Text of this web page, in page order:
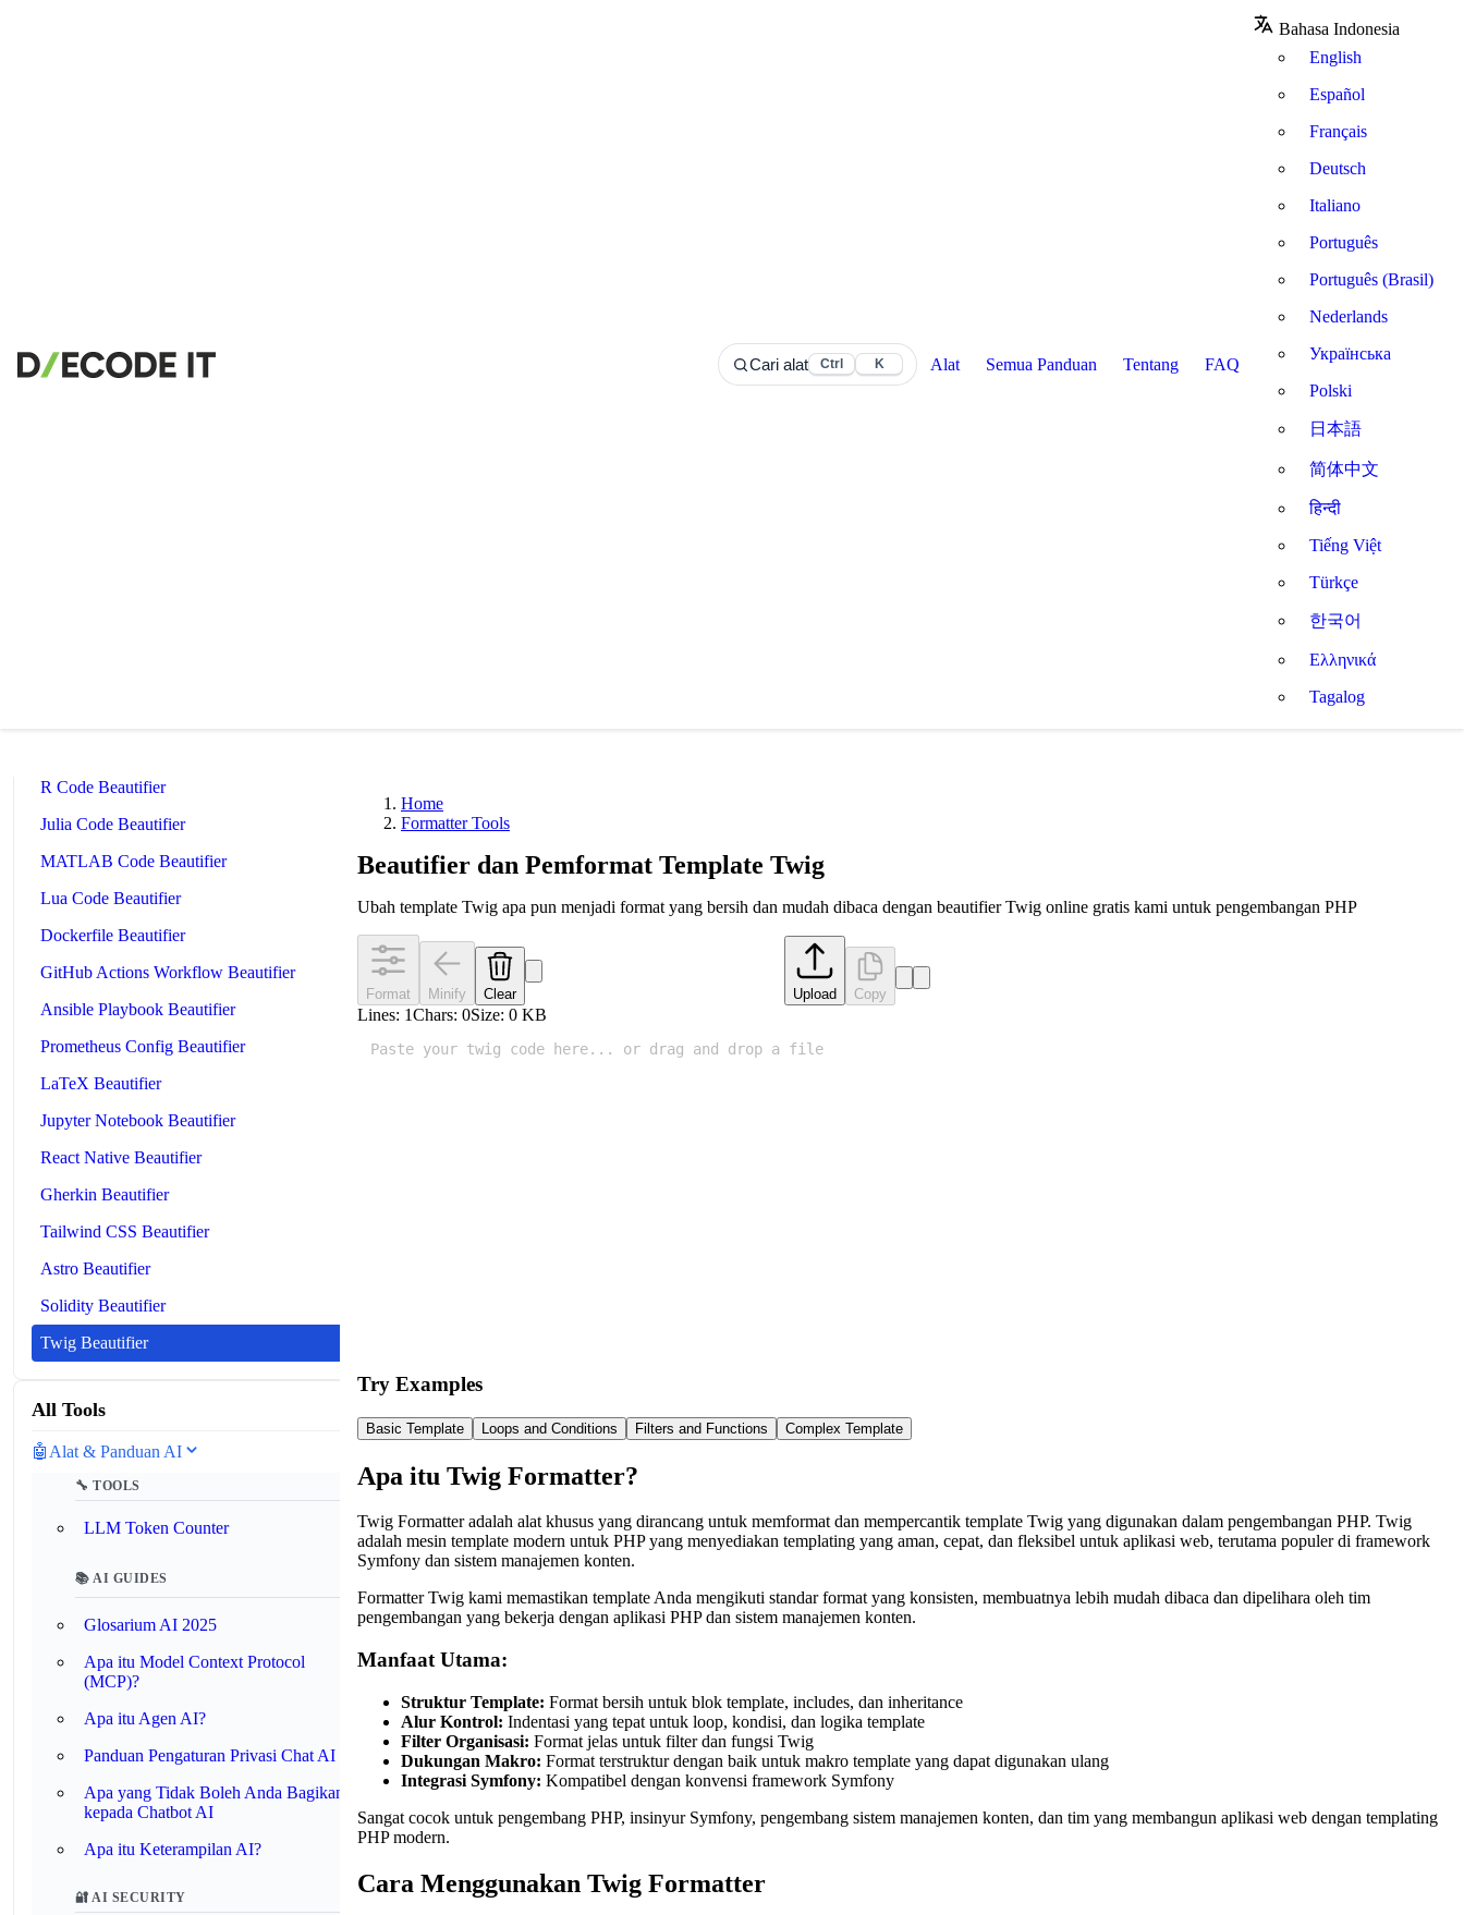
Cari alat Ctrl K Alat Semua Panduan Tentang FAQ
Bahasa Indonesia
English
Español
Français
Deutsch
Italiano
Português
Português (Brasil)
Nederlands
Українська
Polski
日本語
简体中文
हिन्दी
Tiếng Việt
Türkçe
한국어
Ελληνικά
Tagalog
Dart Code Beautifier
R Code Beautifier
Julia Code Beautifier
MATLAB Code Beautifier
Lua Code Beautifier
Dockerfile Beautifier
GitHub Actions Workflow Beautifier
Ansible Playbook Beautifier
Prometheus Config Beautifier
LaTeX Beautifier
Jupyter Notebook Beautifier
React Native Beautifier
Gherkin Beautifier
Tailwind CSS Beautifier
Astro Beautifier
Solidity Beautifier
Twig Beautifier
All Tools
🤖 Alat & Panduan AI
🔧 TOOLS
LLM Token Counter
📚 AI GUIDES
Glosarium AI 2025
Apa itu Model Context Protocol
(MCP)?
Apa itu Agen AI?
Panduan Pengaturan Privasi Chat AI
Apa yang Tidak Boleh Anda Bagikan
kepada Chatbot AI
Apa itu Keterampilan AI?
🔐 AI SECURITY
Home
Formatter Tools
Beautifier dan Pemformat Template Twig
Ubah template Twig apa pun menjadi format yang bersih dan mudah dibaca dengan beautifier Twig online gratis kami untuk pengembangan PHP
Format Minify Clear Upload Copy
Lines: 1Chars: 0Size: 0 KB
Try Examples
Basic Template Loops and Conditions Filters and Functions Complex Template
Apa itu Twig Formatter?
Twig Formatter adalah alat khusus yang dirancang untuk memformat dan mempercantik template Twig yang digunakan dalam pengembangan PHP. Twig
adalah mesin template modern untuk PHP yang menyediakan templating yang aman, cepat, dan fleksibel untuk aplikasi web, terutama populer di framework
Symfony dan sistem manajemen konten.
Formatter Twig kami memastikan template Anda mengikuti standar format yang konsisten, membuatnya lebih mudah dibaca dan dipelihara oleh tim
pengembangan yang bekerja dengan aplikasi PHP dan sistem manajemen konten.
Manfaat Utama:
Struktur Template: Format bersih untuk blok template, includes, dan inheritance
Alur Kontrol: Indentasi yang tepat untuk loop, kondisi, dan logika template
Filter Organisasi: Format jelas untuk filter dan fungsi Twig
Dukungan Makro: Format terstruktur dengan baik untuk makro template yang dapat digunakan ulang
Integrasi Symfony: Kompatibel dengan konvensi framework Symfony
Sangat cocok untuk pengembang PHP, insinyur Symfony, pengembang sistem manajemen konten, dan tim yang membangun aplikasi web dengan templating
PHP modern.
Cara Menggunakan Twig Formatter